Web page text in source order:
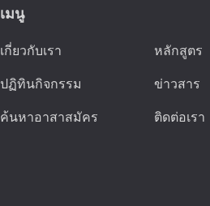
เมนู
เกี่ยวกับเรา
ปฏิทินกิจกรรม
ค้นหาอาสาสมัคร
หลักสูตร
ข่าวสาร
ติดต่อเรา